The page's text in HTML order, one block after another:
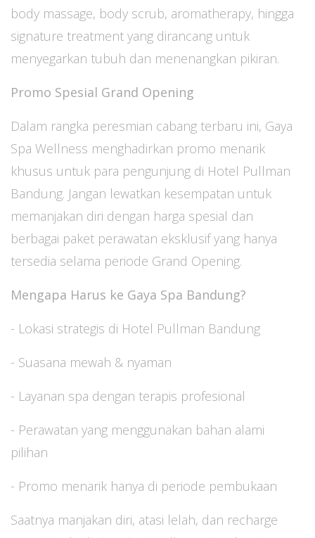
body massage, body scrub, aromatherapy, hingga
signature treatment yang dirancang untuk
menyegarkan tubuh dan menenangkan pikiran.
Promo Spesial Grand Opening
Dalam rangka peresmian cabang terbaru ini, Gaya
Spa Wellness menghadirkan promo menarik
khusus untuk para pengunjung di Hotel Pullman
Bandung. Jangan lewatkan kesempatan untuk
memanjakan diri dengan harga spesial dan
berbagai paket perawatan eksklusif yang hanya
tersedia selama periode Grand Opening.
Mengapa Harus ke Gaya Spa Bandung?
- Lokasi strategis di Hotel Pullman Bandung
- Suasana mewah & nyaman
- Layanan spa dengan terapis profesional
- Perawatan yang menggunakan bahan alami
pilihan
- Promo menarik hanya di periode pembukaan
Saatnya manjakan diri, atasi lelah, dan recharge